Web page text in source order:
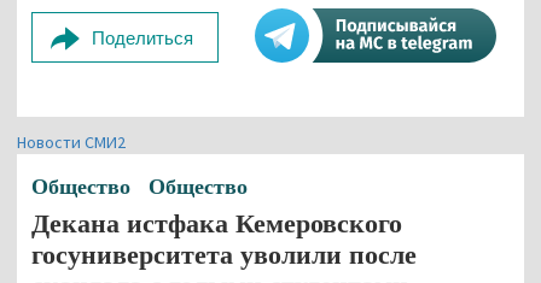
Поделиться
Новости СМИ2
Общество Общество
Декана истфака Кемеровского
госуниверситета уволили после